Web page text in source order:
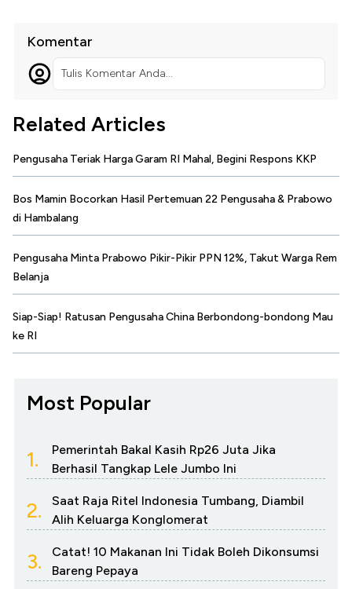
Komentar
Tulis Komentar Anda...
Related Articles
Pengusaha Teriak Harga Garam RI Mahal, Begini Respons KKP
Bos Mamin Bocorkan Hasil Pertemuan 22 Pengusaha & Prabowo
di Hambalang
Pengusaha Minta Prabowo Pikir-Pikir PPN 12%, Takut Warga Rem
Belanja
Siap-Siap! Ratusan Pengusaha China Berbondong-bondong Mau
ke RI
Most Popular
1.
Pemerintah Bakal Kasih Rp26 Juta Jika
Berhasil Tangkap Lele Jumbo Ini
2.
Saat Raja Ritel Indonesia Tumbang, Diambil
Alih Keluarga Konglomerat
3.
Catat! 10 Makanan Ini Tidak Boleh Dikonsumsi
Bareng Pepaya